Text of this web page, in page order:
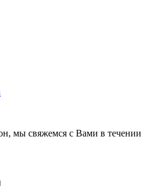
мы свяжемся с Вами в течении